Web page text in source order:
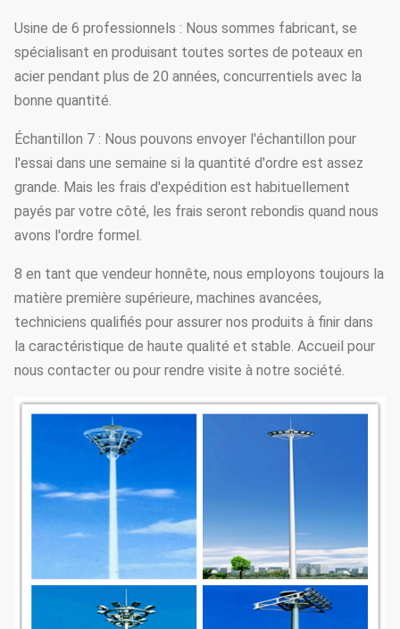
Usine de 6 professionnels : Nous sommes fabricant, se
spécialisant en produisant toutes sortes de poteaux en
acier pendant plus de 20 années, concurrentiels avec la
bonne quantité.
Échantillon 7 : Nous pouvons envoyer l'échantillon pour
l'essai dans une semaine si la quantité d'ordre est assez
grande. Mais les frais d'expédition est habituellement
payés par votre côté, les frais seront rebondis quand nous
avons l'ordre formel.
8 en tant que vendeur honnête, nous employons toujours la
matière première supérieure, machines avancées,
techniciens qualifiés pour assurer nos produits à finir dans
la caractéristique de haute qualité et stable. Accueil pour
nous contacter ou pour rendre visite à notre société.